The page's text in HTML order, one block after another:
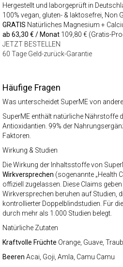
Hergestellt und laborgeprüft in
100% vegan, gluten- & laktosefrei, Non
GRATIS Natürliches Magnesium +
ab 63,30 € / Monat109,80 € (Gratis-
JETZT BESTELLEN
60 Tage Geld-zurück-Garantie
Häufige Fragen
Was unterscheidet SuperME von
SuperME enthält natürliche Nährstoffe
Antioxidantien. 99% der
Faktoren.
Wirkung & Studien
Die Wirkung der Inhaltsstoffe von
Wirkversprechen (sogenannte „Health
offiziell zugelassen. Diese Claims
Wirkversprechen beruhen auf Studien,
kontrollierter Doppelblindstudien. Für
durch mehr als 1.000 Studien belegt.
Natürliche Zutaten
Kraftvolle Früchte Orange, Guave,
Beeren Acai, Goji, Amla, Camu Camu